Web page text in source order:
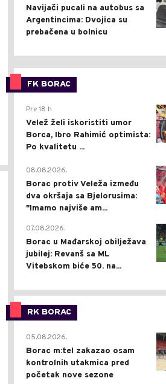
Navijači pucali na autobus sa
Argentincima: Dvojica su
prebačena u bolnicu
FK BORAC
Pre 18 h
Velež želi iskoristiti umor
Borca, Ibro Rahimić optimista:
Po kvalitetu ...
08.08.2026.
Borac protiv Veleža između
dva okršaja sa Bjelorusima:
"Imamo najviše am...
07.08.2026.
Borac u Mađarskoj obilježava
jubilej: Revanš sa ML
Vitebskom biće 50. na...
RK BORAC
05.08.2026.
Borac m:tel zakazao osam
kontrolnih utakmica pred
početak nove sezone